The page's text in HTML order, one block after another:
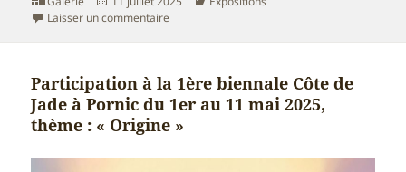
le
Laisser un commentairesur EXPOSITION A LA GALERIE RIVE DE LOIRE
Participation à la 1ère biennale Côte de
Jade à Pornic du 1er au 11 mai 2025,
thème : « Origine »